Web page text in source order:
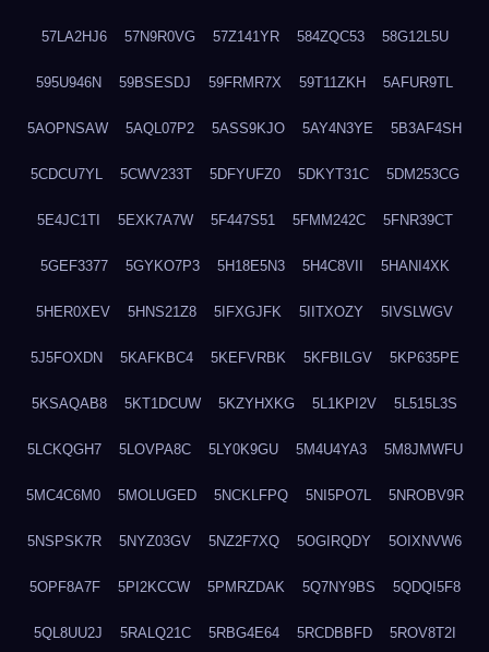
57LA2HJ6 57N9R0VG 57Z141YR 584ZQC53 58G12L5U
595U946N 59BSESDJ 59FRMR7X 59T11ZKH 5AFUR9TL
5AOPNSAW 5AQL07P2 5ASS9KJO 5AY4N3YE 5B3AF4SH
5CDCU7YL 5CWV233T 5DFYUFZ0 5DKYT31C 5DM253CG
5E4JC1TI 5EXK7A7W 5F447S51 5FMM242C 5FNR39CT
5GEF3377 5GYKO7P3 5H18E5N3 5H4C8VII 5HANI4XK
5HER0XEV 5HNS21Z8 5IFXGJFK 5IITXOZY 5IVSLWGV
5J5FOXDN 5KAFKBC4 5KEFVRBK 5KFBILGV 5KP635PE
5KSAQAB8 5KT1DCUW 5KZYHXKG 5L1KPI2V 5L515L3S
5LCKQGH7 5LOVPA8C 5LY0K9GU 5M4U4YA3 5M8JMWFU
5MC4C6M0 5MOLUGED 5NCKLFPQ 5NI5PO7L 5NROBV9R
5NSPSK7R 5NYZ03GV 5NZ2F7XQ 5OGIRQDY 5OIXNVW6
5OPF8A7F 5PI2KCCW 5PMRZDAK 5Q7NY9BS 5QDQI5F8
5QL8UU2J 5RALQ21C 5RBG4E64 5RCDBBFD 5ROV8T2I